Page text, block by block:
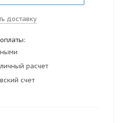
доставку
расчет
счет